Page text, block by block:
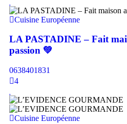
Cuisine Européenne
LA PASTADINE – Fait
passion 💚​
0638401831
4
Cuisine Européenne